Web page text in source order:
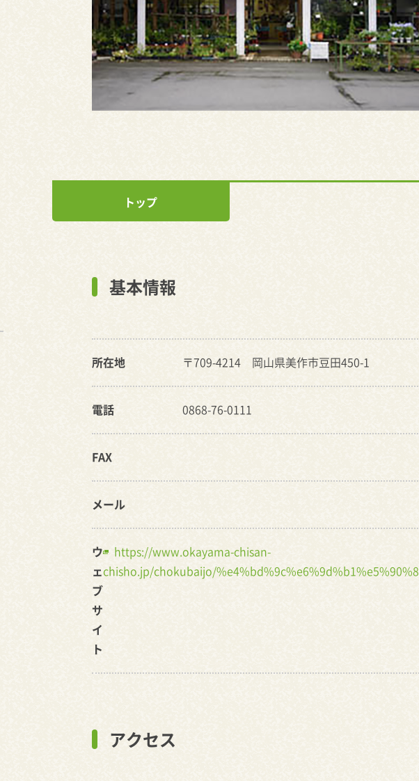
トップ
基本情報
所在地 〒709-4214 岡山県美作市豆田450-1
電話 0868-76-0111
FAX
メール
ウ
ェ
ブ
サ
イ
ト
https://www.okayama-chisan-
chisho.jp/chokubaijo/
アクセス